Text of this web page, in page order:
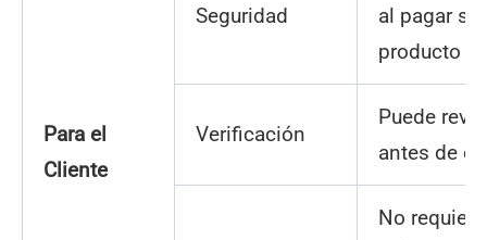
Para el
Cliente
Seguridad
al pagar
producto
Verificación
Puede
antes de
No